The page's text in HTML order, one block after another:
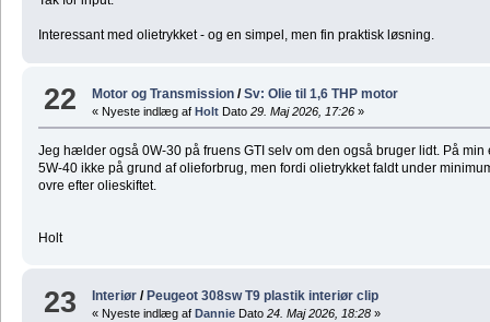
Interessant med olietrykket - og en simpel, men fin praktisk løsning.
22 Motor og Transmission /Sv: Olie til 1,6 THP motor
« Nyeste indlæg afHolt Dato 29. Maj 2026, 17:26 »
Jeg hælder også 0W-30 på fruens GTI selv om den også bruger lidt. På
5W-40 ikke på grund af olieforbrug, men fordi olietrykket faldt under
ovre efter olieskiftet.
Holt
23 Interiør / Peugeot 308sw T9 plastik interiør clip
« Nyeste indlæg af Dannie Dato 24. Maj 2026, 18:28 »